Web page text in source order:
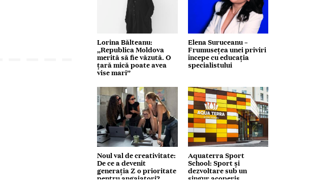
Lorina Bălteanu:
„Republica Moldova
merită să fie văzută. O
țară mică poate avea
vise mari”
Elena Suruceanu –
Frumusețea unei priviri
începe cu educația
specialistului
Noul val de creativitate:
De ce a devenit
generația Z o prioritate
pentru angajatori?
Aquaterra Sport
School: Sport și
dezvoltare sub un
singur acoperiș